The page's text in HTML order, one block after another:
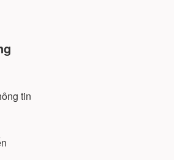
nghiệp
nhão, xệch, dẻo như làm bánh
nhưng sức kéo gì mạnh hơn.
dính liền, xoay khi đánh giúp bột
trộn bột đa năng và trộn bột
tin